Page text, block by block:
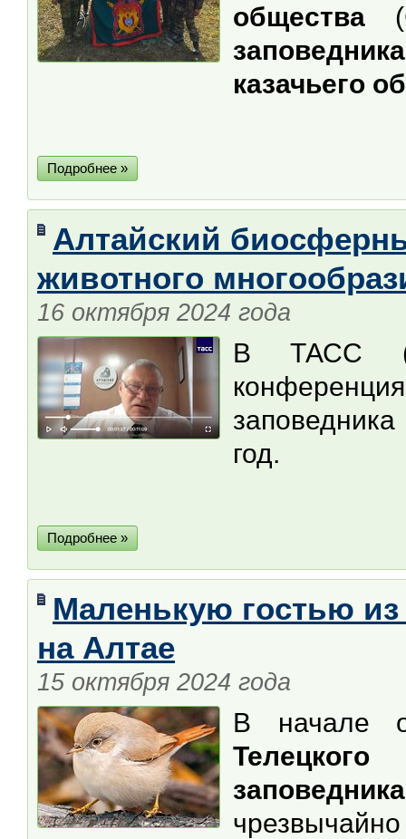
общества
заповедника
казачьего
Подробнее »
Алтайский
животного
16 октября 2024 года
В ТАСС
год.
Подробнее »
Маленькую гостью
на Алтае
15 октября 2024 года
В начале
Телецкого
заповедника